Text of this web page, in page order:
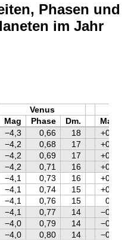
Phasen und
im Jahr
Venus
Mag Phase Dm. Mag
−4,3 0,66 18
+0,6
−4,2 0,68 17
+0,5
−4,2 0,69 17
+0,4
−4,2 0,71 16
+0,3
−4,1 0,73 16
+0,2
−4,1 0,74 15
+0,1
−4,1 0,76 15
0,0
−4,1 0,77 14
−0,2
−4,0 0,79 14
−0,3
−4,0 0,80 14
−0,4